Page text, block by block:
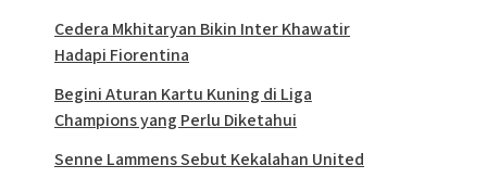
Cedera Mkhitaryan Bikin Inter Khawatir
Hadapi Fiorentina
Begini Aturan Kartu Kuning di Liga
Champions yang Perlu Diketahui
Senne Lammens Sebut Kekalahan United